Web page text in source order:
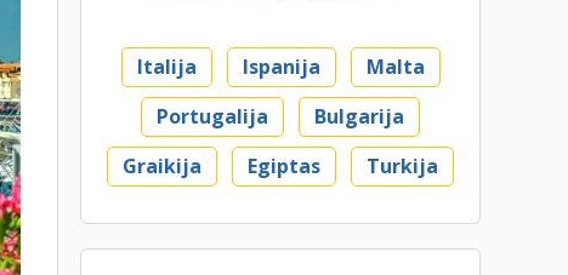
Italija Ispanija
Malta
Portugalija
Bulgarija
Graikija
Egiptas Turkija